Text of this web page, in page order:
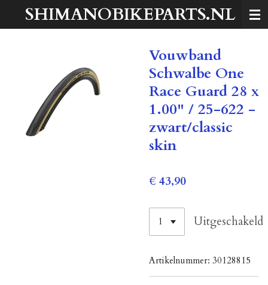
SHIMANOBIKEPARTS.NL
Vouwband
Schwalbe One
Race Guard 28 x
1.00" / 25-622 -
zwart/classic
skin
€ 43,90
Uitgeschakeld
Artikelnummer: 30128815